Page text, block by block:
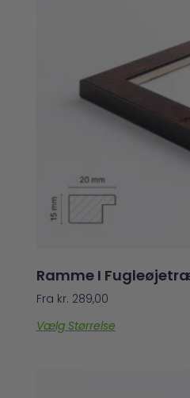
Ramme I
Fra kr. 289,00
Vælg Størrelse